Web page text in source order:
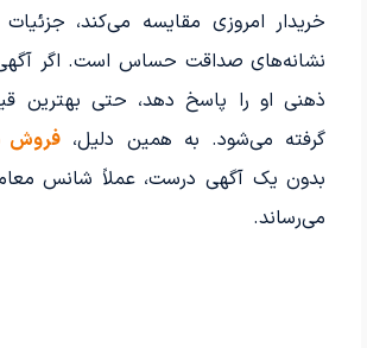
خریدار امروزی مقایسه می‌کند،
نشانه‌های صداقت حساس است. اگر آگهی
ذهنی او را پاسخ دهد، حتی بهترین
گرفته می‌شود. به همین دلیل، فروش
بدون یک آگهی درست، عملاً شانس
می‌رساند.